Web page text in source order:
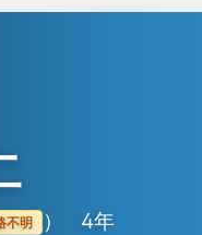
不明 ） 4年